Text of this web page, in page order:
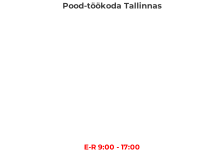
Pood-töökoda Tallinnas
E-R 9:00 - 17:00